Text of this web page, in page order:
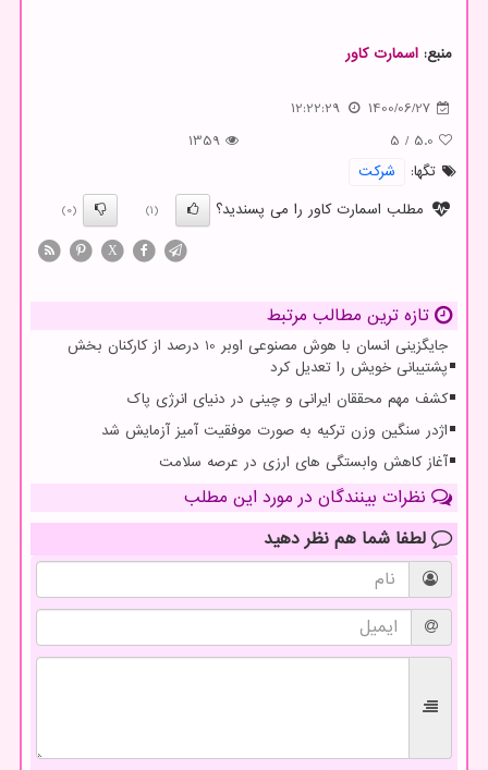
منبع: اسمارت كاور
1400/06/27
12:22:29
5.0
/
5
1359
تگها:
شركت
مطلب اسمارت کاور را می پسندید؟
(1)
(0)
X
تازه ترین مطالب مرتبط
جایگزینی انسان با هوش مصنوعی اوبر 10 درصد از کارکنان بخش
پشتیبانی خویش را تعدیل کرد
کشف مهم محققان ایرانی و چینی در دنیای انرژی پاک
اژدر سنگین وزن ترکیه به صورت موفقیت آمیز آزمایش شد
آغاز کاهش وابستگی های ارزی در عرصه سلامت
نظرات بینندگان در مورد این مطلب
لطفا شما هم نظر دهید